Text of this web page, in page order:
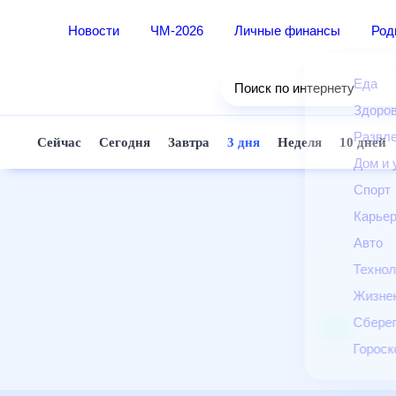
Новости ЧМ-2026 Личные финансы
Еда
Дом
Спорт
Авто
Поиск по интернету
Сейчас Сегодня Завтра 3 дня Неделя 10